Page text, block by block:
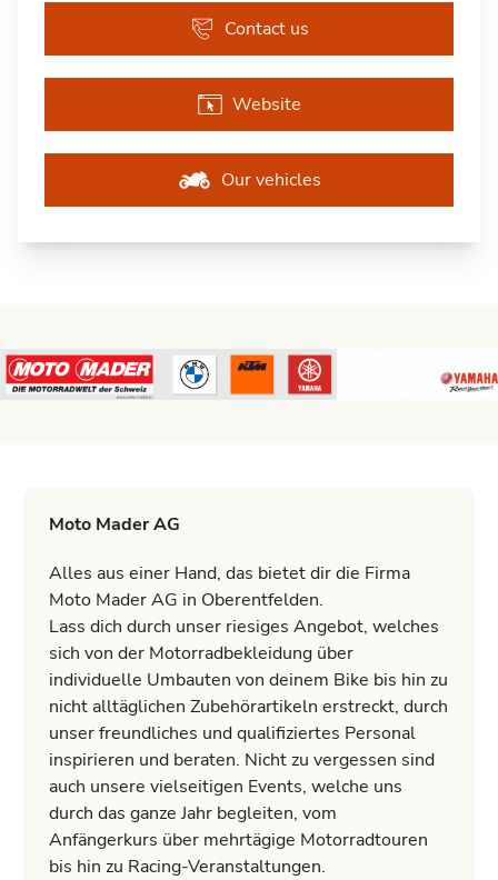
Contact us
Website
Our vehicles
Moto Mader AG
Alles aus einer Hand, das bietet dir die Firma
Moto Mader AG in Oberentfelden.
Lass dich durch unser riesiges Angebot, welches
sich von der Motorradbekleidung über
individuelle Umbauten von deinem Bike bis hin zu
nicht alltäglichen Zubehörartikeln erstreckt, durch
unser freundliches und qualifiziertes Personal
inspirieren und beraten. Nicht zu vergessen sind
auch unsere vielseitigen Events, welche uns
durch das ganze Jahr begleiten, vom
Anfängerkurs über mehrtägige Motorradtouren
bis hin zu Racing-Veranstaltungen.